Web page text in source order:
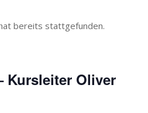
bereits stattgefunden.
Kursleiter Oliver